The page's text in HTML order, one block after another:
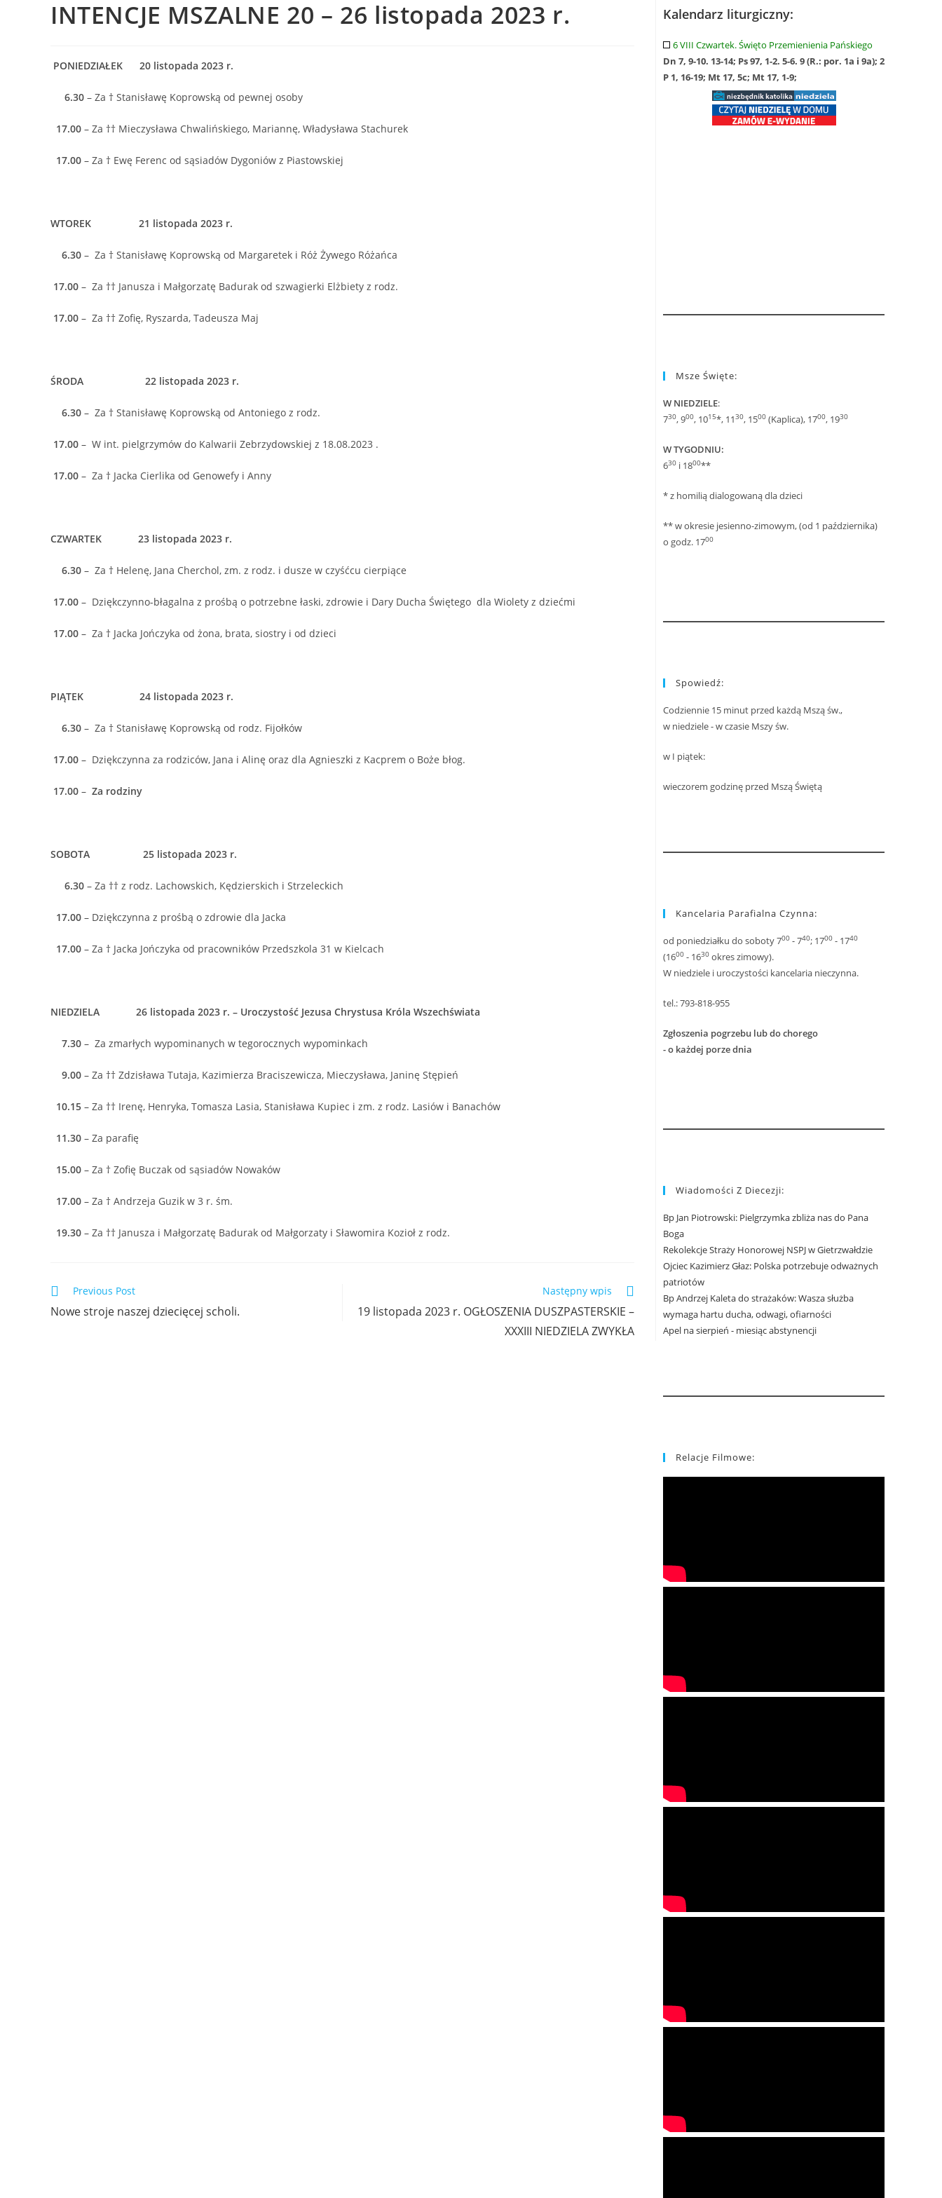
INTENCJE MSZALNE 20 – 26 listopada 2023 r.
PONIEDZIAŁEK 20 listopada 2023 r.
6.30 – Za † Stanisławę Koprowską od pewnej osoby
17.00 – Za †† Mieczysława Chwalińskiego, Mariannę, Władysława Stachurek
17.00 – Za † Ewę Ferenc od sąsiadów Dygoniów z Piastowskiej
WTOREK 21 listopada 2023 r.
6.30 – Za † Stanisławę Koprowską od Margaretek i Róż Żywego Różańca
17.00 – Za †† Janusza i Małgorzatę Badurak od szwagierki Elżbiety z rodz.
17.00 – Za †† Zofię, Ryszarda, Tadeusza Maj
ŚRODA 22 listopada 2023 r.
6.30 – Za † Stanisławę Koprowską od Antoniego z rodz.
17.00 – W int. pielgrzymów do Kalwarii Zebrzydowskiej z 18.08.2023 .
17.00 – Za † Jacka Cierlika od Genowefy i Anny
CZWARTEK 23 listopada 2023 r.
6.30 – Za † Helenę, Jana Cherchol, zm. z rodz. i dusze w czyśćcu cierpiące
17.00 – Dziękczynno-błagalna z prośbą o potrzebne łaski, zdrowie i Dary Ducha Świętego dla Wiolety z dziećmi
17.00 – Za † Jacka Jończyka od żona, brata, siostry i od dzieci
PIĄTEK 24 listopada 2023 r.
6.30 – Za † Stanisławę Koprowską od rodz. Fijołków
17.00 – Dziękczynna za rodziców, Jana i Alinę oraz dla Agnieszki z Kacprem o Boże błog.
17.00 – Za rodziny
SOBOTA 25 listopada 2023 r.
6.30 – Za †† z rodz. Lachowskich, Kędzierskich i Strzeleckich
17.00 – Dziękczynna z prośbą o zdrowie dla Jacka
17.00 – Za † Jacka Jończyka od pracowników Przedszkola 31 w Kielcach
NIEDZIELA 26 listopada 2023 r. – Uroczystość Jezusa Chrystusa Króla Wszechświata
7.30 – Za zmarłych wypominanych w tegorocznych wypominkach
9.00 – Za †† Zdzisława Tutaja, Kazimierza Braciszewicza, Mieczysława, Janinę Stępień
10.15 – Za †† Irenę, Henryka, Tomasza Lasia, Stanisława Kupiec i zm. z rodz. Lasiów i Banachów
11.30 – Za parafię
15.00 – Za † Zofię Buczak od sąsiadów Nowaków
17.00 – Za † Andrzeja Guzik w 3 r. śm.
19.30 – Za †† Janusza i Małgorzatę Badurak od Małgorzaty i Sławomira Kozioł z rodz.
Previous Post
Nowe stroje naszej dziecięcej scholi.
Następny wpis
19 listopada 2023 r. OGŁOSZENIA DUSZPASTERSKIE –
XXXIII NIEDZIELA ZWYKŁA
Kalendarz liturgiczny:
6 VIII Czwartek. Święto Przemienienia Pańskiego
Dn 7, 9-10. 13-14; Ps 97, 1-2. 5-6. 9 (R.: por. 1a i 9a); 2
P 1, 16-19; Mt 17, 5c; Mt 17, 1-9;
Msze Święte:
W NIEDZIELE:
730, 900, 1015*, 1130, 1500 (Kaplica), 1700, 1930
W TYGODNIU:
630 i 1800**
* z homilią dialogowaną dla dzieci
** w okresie jesienno-zimowym, (od 1 października)
o godz. 1700
Spowiedź:
Codziennie 15 minut przed każdą Mszą św.,
w niedziele - w czasie Mszy św.
w I piątek:
wieczorem godzinę przed Mszą Świętą
Kancelaria Parafialna Czynna:
od poniedziałku do soboty 700 - 740; 1700 - 1740
(1600 - 1630 okres zimowy).
W niedziele i uroczystości kancelaria nieczynna.
tel.: 793-818-955
Zgłoszenia pogrzebu lub do chorego
- o każdej porze dnia
Wiadomości Z Diecezji:
Bp Jan Piotrowski: Pielgrzymka zbliża nas do Pana
Boga
Rekolekcje Straży Honorowej NSPJ w Gietrzwałdzie
Ojciec Kazimierz Głaz: Polska potrzebuje odważnych
patriotów
Bp Andrzej Kaleta do strażaków: Wasza służba
wymaga hartu ducha, odwagi, ofiarności
Apel na sierpień - miesiąc abstynencji
Relacje Filmowe: